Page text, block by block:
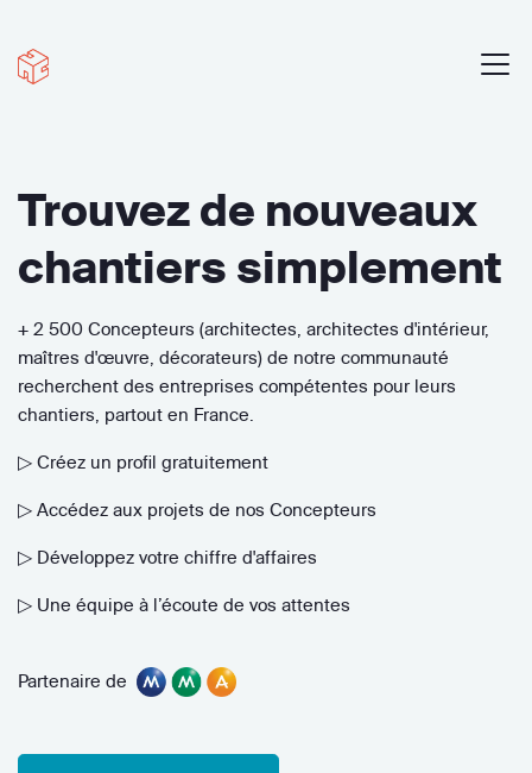
Trouvez de nouveaux
chantiers simplement
+ 2 500 Concepteurs (architectes, architectes d'intérieur,
maîtres d'œuvre, décorateurs) de notre communauté
recherchent des entreprises compétentes pour leurs
chantiers, partout en France.
▷ Créez un profil gratuitement
▷ Accédez aux projets de nos Concepteurs
▷ Développez votre chiffre d'affaires
▷ Une équipe à l’écoute de vos attentes
Partenaire de